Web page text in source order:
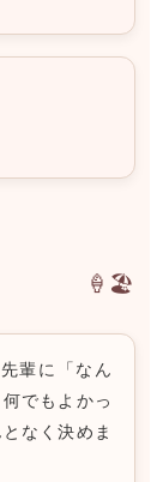
🍦🏖️
輩に「なん
でもよかっ
なく決めま